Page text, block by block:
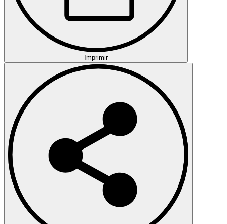
Imprimir